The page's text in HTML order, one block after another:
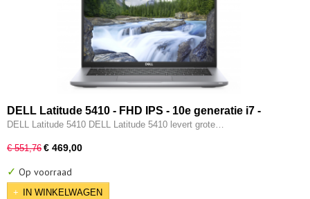
DELL Latitude 5410 - FHD IPS - 10e generatie i7 -
16GB - 512GB SSD - Intel UHD - Thunderbold - HDMI -
DELL Latitude 5410 DELL Latitude 5410 levert grote…
€ 551,76 € 469,00
✓ Op voorraad
IN WINKELWAGEN